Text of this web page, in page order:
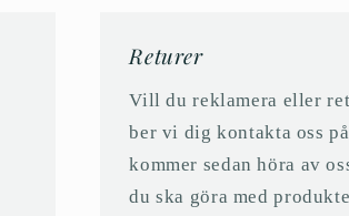
Returer
Vill du reklamera eller
ber vi dig kontakta oss
kommer sedan höra av
du ska göra med